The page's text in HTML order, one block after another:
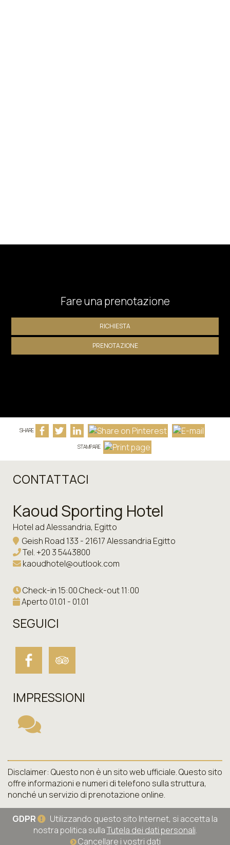
Fare una prenotazione
RICHIESTA
PRENOTAZIONE
SHARE
STAMPARE
CONTATTACI
Kaoud Sporting Hotel
Hotel ad Alessandria, Egitto
Geish Road 133 - 21617 Alessandria Egitto
Tel.+20 3 5443800
kaoudhotel@outlook.com
Check-in 15:00 Check-out 11:00
Aperto 01.01 - 01.01
SEGUICI
IMPRESSIONI
Disclaimer: Questo non è un sito web ufficiale. Questo sito
offre informazioni e numeri di telefono sulla struttura,
nonché un servizio di prenotazione online.
GDPR
Utilizzando questo sito Internet, si accetta la
nostra politica sullaTutela dei dati personali.
Cancellare i vostri dati